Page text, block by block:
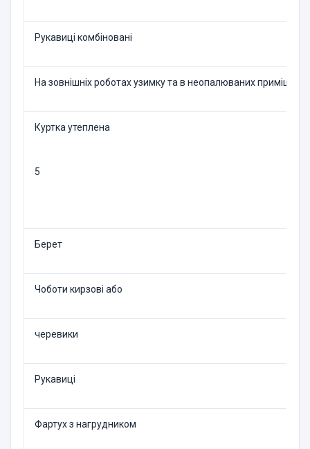
Рукавиці комбіновані
На зовнішніх роботах узим­ку та в неопалюваних
Куртка утеплена
5
Берет
Чоботи кирзові або
черевики
Рукавиці
Фартух з нагрудником